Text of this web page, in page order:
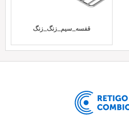
قفسه_سیم_زنگ_زنگ